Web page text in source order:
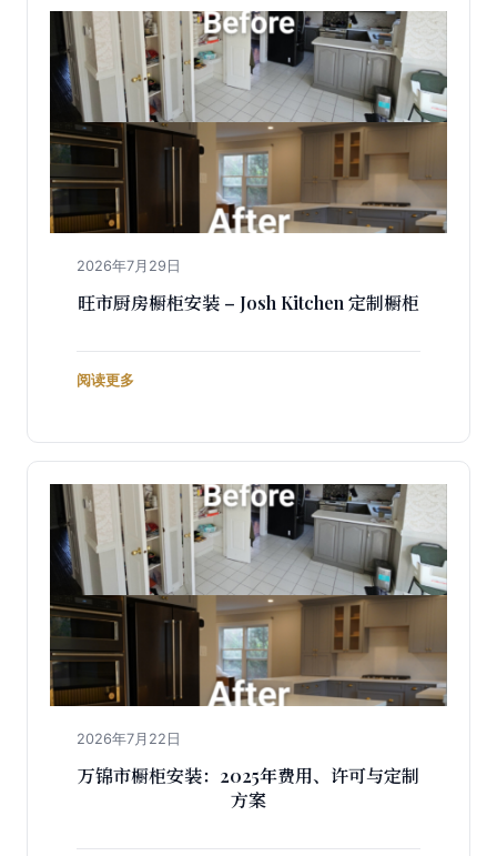
2026年7月29日
旺市厨房橱柜安装 – Josh Kitchen 定制橱柜
阅读更多
2026年7月22日
万锦市橱柜安装：2025年费用、许可与定制
方案